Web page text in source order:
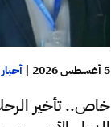
5 أغسطس 2026 |أخبار
خاص.. تأخير